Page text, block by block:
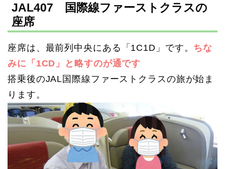
JAL407 国際線ファーストクラスの
座席
座席は、最前列中央にある「1C1D」です。 ちな
みに「1CD」と略すのが通です
搭乗後のJAL国際線ファーストクラスの旅が始ま
ります。